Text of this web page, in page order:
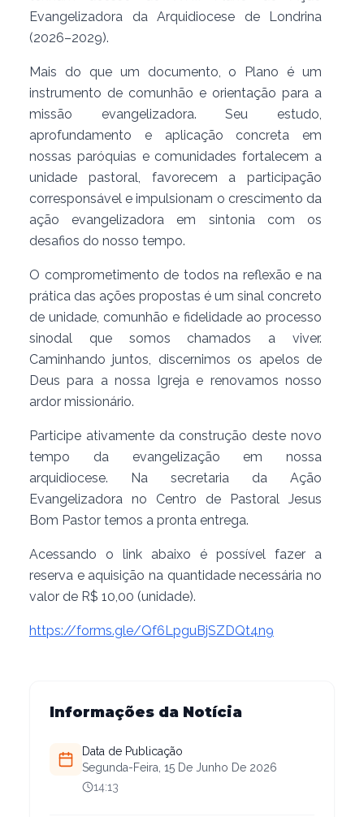
Evangelizadora da Arquidiocese de Londrina
(2026–2029).
Mais do que um documento, o Plano é um
instrumento de comunhão e orientação para a
missão evangelizadora. Seu estudo,
aprofundamento e aplicação concreta em
nossas paróquias e comunidades fortalecem a
unidade pastoral, favorecem a participação
corresponsável e impulsionam o crescimento da
ação evangelizadora em sintonia com os
desafios do nosso tempo.
O comprometimento de todos na reflexão e na
prática das ações propostas é um sinal concreto
de unidade, comunhão e fidelidade ao processo
sinodal que somos chamados a viver.
Caminhando juntos, discernimos os apelos de
Deus para a nossa Igreja e renovamos nosso
ardor missionário.
Participe ativamente da construção deste novo
tempo da evangelização em nossa
arquidiocese. Na secretaria da Ação
Evangelizadora no Centro de Pastoral Jesus
Bom Pastor temos a pronta entrega.
Acessando o link abaixo é possível fazer a
reserva e aquisição na quantidade necessária no
valor de R$ 10,00 (unidade).
https://forms.gle/Qf6LpguBjSZDQt4n9
Informações da Notícia
Data de Publicação
Segunda-Feira, 15 De Junho De 2026
14:13